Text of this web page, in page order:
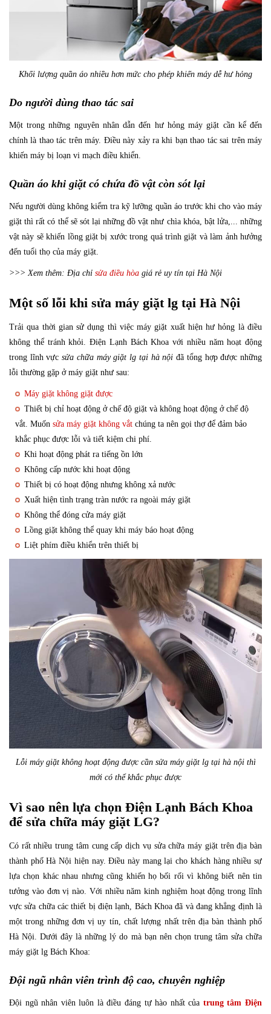
Khối lượng quần áo nhiều hơn mức cho phép khiến máy dễ hư hỏng
Do người dùng thao tác sai
Một trong những nguyên nhân dẫn đến hư hỏng máy giặt cần kể đến
chính là thao tác trên máy. Điều này xảy ra khi bạn thao tác sai trên máy
khiến máy bị loạn vi mạch điều khiển.
Quần áo khi giặt có chứa đồ vật còn sót lại
Nếu người dùng không kiểm tra kỹ lưỡng quần áo trước khi cho vào máy
giặt thì rất có thể sẽ sót lại những đồ vật như chìa khóa, bật lửa,... những
vật này sẽ khiến lồng giặt bị xước trong quá trình giặt và làm ảnh hưởng
đến tuổi thọ của máy giặt.
>>> Xem thêm: Địa chỉ sửa điều hòa giá rẻ uy tín tại Hà Nội
Một số lỗi khi sửa máy giặt lg tại Hà Nội
Trải qua thời gian sử dụng thì việc máy giặt xuất hiện hư hỏng là điều
không thể tránh khỏi. Điện Lạnh Bách Khoa với nhiều năm hoạt động
trong lĩnh vực sửa chữa máy giặt lg tại hà nội đã tổng hợp được những
lỗi thường gặp ở máy giặt như sau:
Máy giặt không giặt được
Thiết bị chỉ hoạt động ở chế độ giặt và không hoạt động ở chế độ
vắt. Muốn sửa máy giặt không vắt chúng ta nên gọi thợ để đảm bảo
khắc phục được lỗi và tiết kiệm chi phí.
Khi hoạt động phát ra tiếng ồn lớn
Không cấp nước khi hoạt động
Thiết bị có hoạt động nhưng không xả nước
Xuất hiện tình trạng tràn nước ra ngoài máy giặt
Không thể đóng cửa máy giặt
Lồng giặt không thể quay khi máy báo hoạt động
Liệt phím điều khiển trên thiết bị
Lỗi máy giặt không hoạt động được cần sửa máy giặt lg tại hà nội thì
mới có thể khắc phục được
Vì sao nên lựa chọn Điện Lạnh Bách Khoa
để sửa chữa máy giặt LG?
Có rất nhiều trung tâm cung cấp dịch vụ sửa chữa máy giặt trên địa bàn
thành phố Hà Nội hiện nay. Điều này mang lại cho khách hàng nhiều sự
lựa chọn khác nhau nhưng cũng khiến họ bối rối vì không biết nên tin
tưởng vào đơn vị nào. Với nhiều năm kinh nghiệm hoạt động trong lĩnh
vực sửa chữa các thiết bị điện lạnh, Bách Khoa đã và đang khẳng định là
một trong những đơn vị uy tín, chất lượng nhất trên địa bàn thành phố
Hà Nội. Dưới đây là những lý do mà bạn nên chọn trung tâm sửa chữa
máy giặt lg Bách Khoa:
Đội ngũ nhân viên trình độ cao, chuyên nghiệp
Đội ngũ nhân viên luôn là điều đáng tự hào nhất của trung tâm Điện